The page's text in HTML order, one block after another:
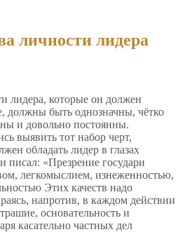
личности лидера
лидера, которые он должен
должны быть однозначны, чётко
и довольно постоянны.
выявить тот набор черт,
обладать лидер в глазах
«Презрение государи
легкомыслием, изнеженностью,
Этих качеств надо
напротив, в каждом действии
основательность и
касательно частных дел